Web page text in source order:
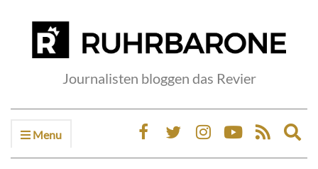
Journalisten bloggen das Revier
Menu